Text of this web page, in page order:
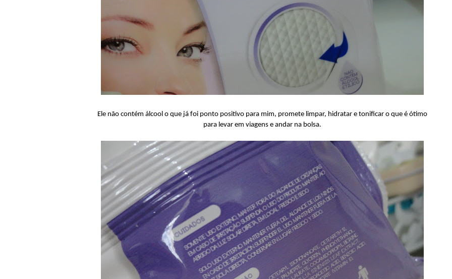
Ele não contém álcool o que já foi ponto positivo para mim, promete limpar, hidratar e tonificar o que é ótimo
para levar em viagens e andar na bolsa.